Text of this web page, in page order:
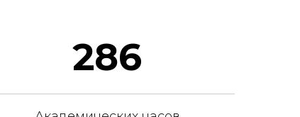
286